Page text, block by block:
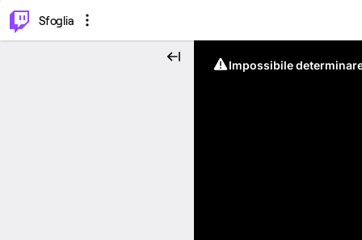
Sfoglia
Impossibile